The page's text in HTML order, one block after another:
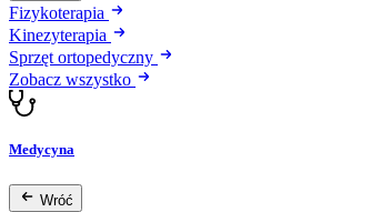
Fizykoterapia
Kinezyterapia
Sprzęt ortopedyczny
Zobacz wszystko
Medycyna
Wróć